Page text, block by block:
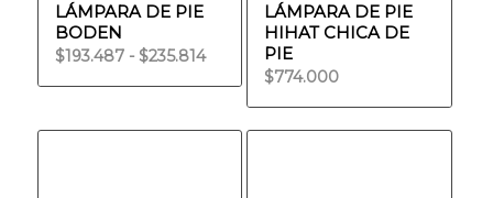
LÁMPARA DE PIE
BODEN
$193.487 - $235.814Rango
de
precios:
desde
LÁMPARA DE PIE
HIHAT CHICA DE
PIE
$774.000